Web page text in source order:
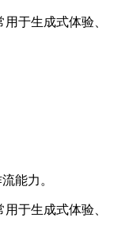
于生成式体验、
能力。
于生成式体验、